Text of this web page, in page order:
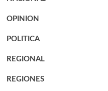
OPINION
POLITICA
REGIONAL
REGIONES